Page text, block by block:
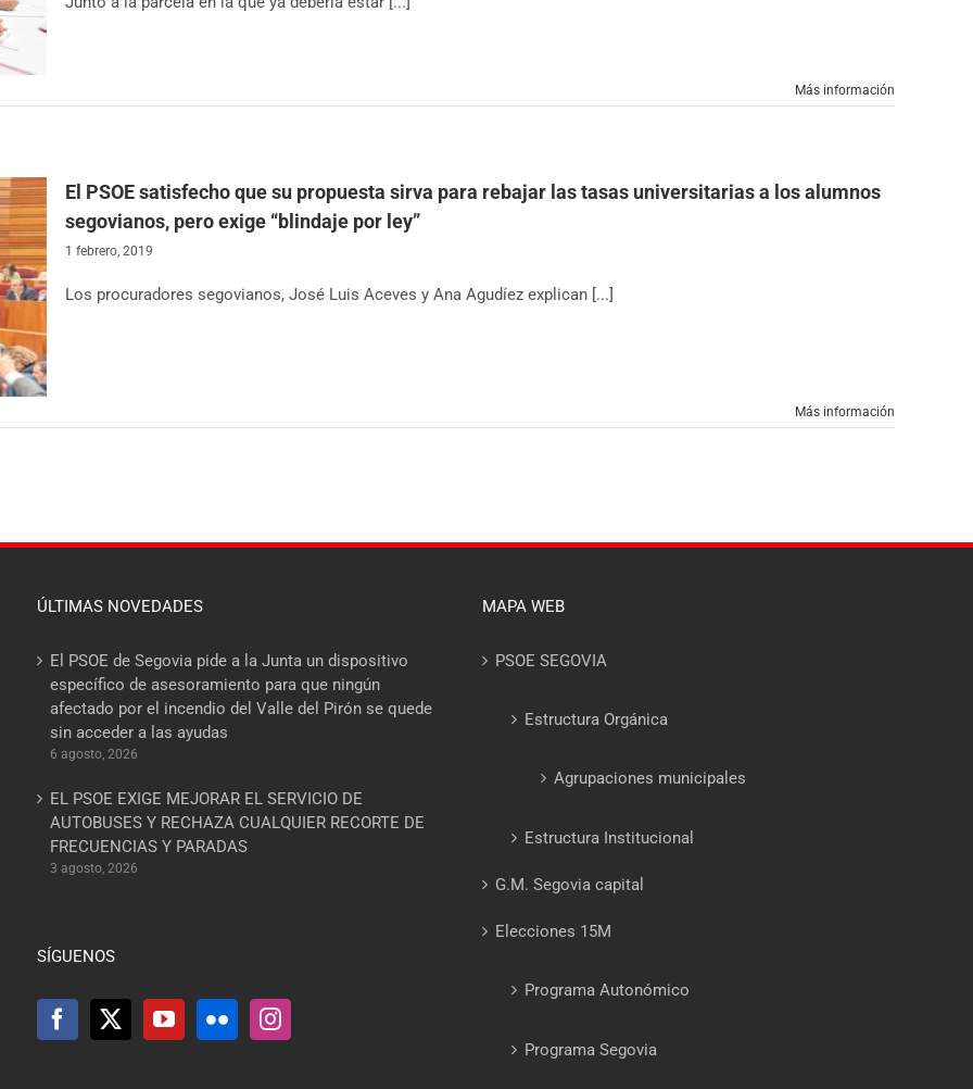
Más información
El PSOE satisfecho que su propuesta sirva para rebajar las tasas universitarias a los alumnos
segovianos, pero exige “blindaje por ley”
1 febrero, 2019
Los procuradores segovianos, José Luis Aceves y Ana Agudíez explican [...]
Más información
ÚLTIMAS NOVEDADES
El PSOE de Segovia pide a la Junta un dispositivo
específico de asesoramiento para que ningún
afectado por el incendio del Valle del Pirón se quede
sin acceder a las ayudas
6 agosto, 2026
EL PSOE EXIGE MEJORAR EL SERVICIO DE
AUTOBUSES Y RECHAZA CUALQUIER RECORTE DE
FRECUENCIAS Y PARADAS
3 agosto, 2026
SÍGUENOS
MAPA WEB
PSOE SEGOVIA
Estructura Orgánica
Agrupaciones municipales
Estructura Institucional
G.M. Segovia capital
Elecciones 15M
Programa Autonómico
Programa Segovia